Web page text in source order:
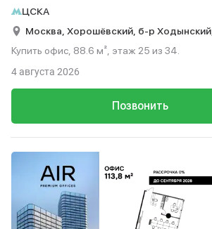
ЦСКА
Москва, Хорошёвский, б-р Ходынский,
Купить офис, 88.6 м², этаж 25 из 34.
Позвонить
4 августа 2026